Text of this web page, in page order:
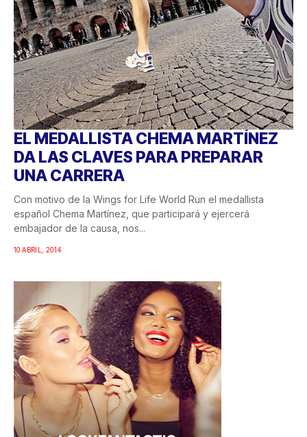
EL MEDALLISTA CHEMA MARTÍNEZ
DA LAS CLAVES PARA PREPARAR
UNA CARRERA
Con motivo de la Wings for Life World Run el medallista
español Chema Martínez, que participará y ejercerá
embajador de la causa, nos...
10 ABRIL, 2014